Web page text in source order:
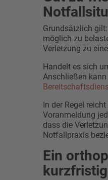
Grundsätzlich
möglich zu
Verletzung zu
Handelt es sich
Anschließen
In der Regel
Voranmeldung
dass die
Notfallpraxis
Ein